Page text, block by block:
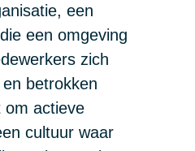
een
een omgeving
zich
betrokken
om actieve
cultuur waar